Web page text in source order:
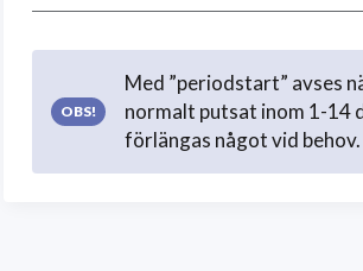
Med ”periodstart” avses
normalt putsat inom 1-14
förlängas något vid behov.